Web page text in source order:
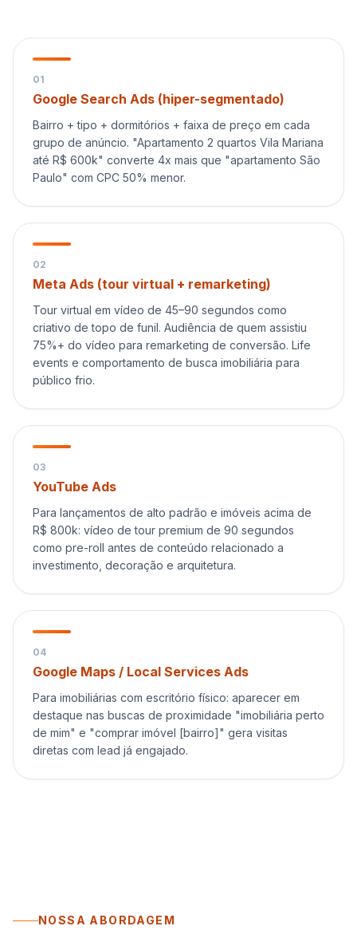
01
Google Search Ads (hiper-segmentado)
Bairro + tipo + dormitórios + faixa de preço em cada
grupo de anúncio. "Apartamento 2 quartos Vila Mariana
até R$ 600k" converte 4x mais que "apartamento São
Paulo" com CPC 50% menor.
02
Meta Ads (tour virtual + remarketing)
Tour virtual em vídeo de 45–90 segundos como
criativo de topo de funil. Audiência de quem assistiu
75%+ do vídeo para remarketing de conversão. Life
events e comportamento de busca imobiliária para
público frio.
03
YouTube Ads
Para lançamentos de alto padrão e imóveis acima de
R$ 800k: vídeo de tour premium de 90 segundos
como pre-roll antes de conteúdo relacionado a
investimento, decoração e arquitetura.
04
Google Maps / Local Services Ads
Para imobiliárias com escritório físico: aparecer em
destaque nas buscas de proximidade "imobiliária perto
de mim" e "comprar imóvel [bairro]" gera visitas
diretas com lead já engajado.
NOSSA ABORDAGEM